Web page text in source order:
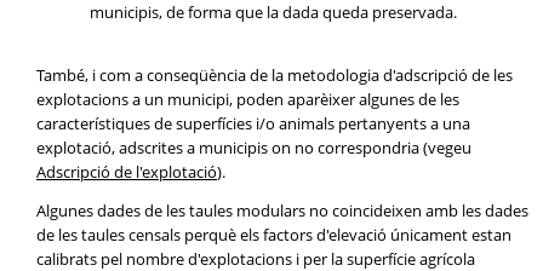
municipis, de forma que la dada queda preservada.
També, i com a conseqüència de la metodologia d'adscripció de les
explotacions a un municipi, poden aparèixer algunes de les
característiques de superfícies i/o animals pertanyents a una
explotació, adscrites a municipis on no correspondria (vegeu
Adscripció de l'explotació).
Algunes dades de les taules modulars no coincideixen amb les dades
de les taules censals perquè els factors d'elevació únicament estan
calibrats pel nombre d'explotacions i per la superfície agrícola